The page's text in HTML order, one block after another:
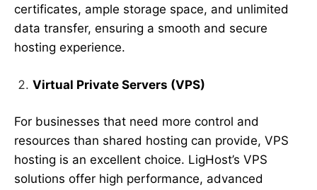
certificates, ample storage space, and unlimited
data transfer, ensuring a smooth and secure
hosting experience.
Virtual Private Servers (VPS)
For businesses that need more control and
resources than shared hosting can provide, VPS
hosting is an excellent choice. LigHost’s VPS
solutions offer high performance, advanced